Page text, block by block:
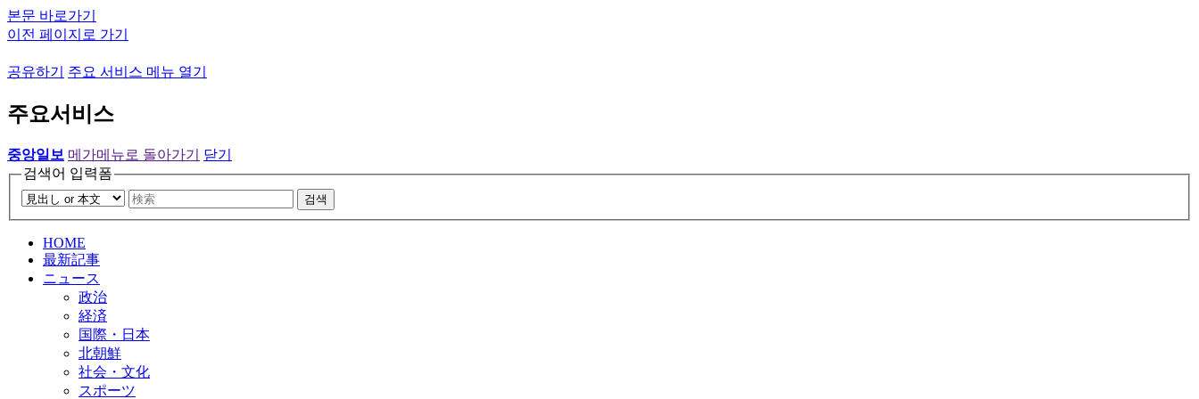
본문 바로가기
이전 페이지로 가기
공유하기 주요 서비스 메뉴 열기
주요서비스
중앙일보 메가메뉴로 돌아가기
닫기
검색어 입력폼
검색
HOME
最新記事
ニュース
政治
経済
国際・日本
北朝鮮
社会・文化
スポーツ